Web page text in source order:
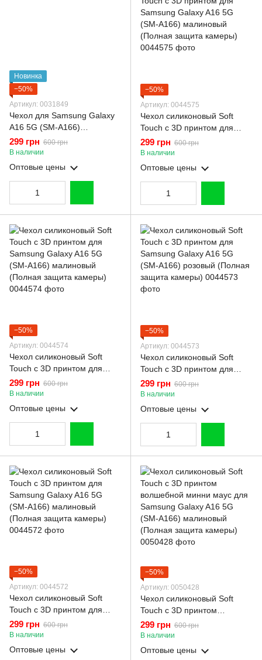
Новинка
−50%
Артикул: 0031849
Чехол для Samsung Galaxy
A16 5G (SM-A166)
силиконовый с
микрофиброй нескользящий
на самсунг а16 5г белый
299 грн 600 грн
В наличии
Оптовые цены
−50%
Артикул: 0044575
Чехол силиконовый Soft
Touch с 3D принтом для
Samsung Galaxy A16 5G
(SM-A166) малиновый
(Полная защита камеры)
299 грн 600 грн
В наличии
Оптовые цены
−50%
Артикул: 0044574
Чехол силиконовый Soft
Touch с 3D принтом для
Samsung Galaxy A16 5G
(SM-A166) малиновый
(Полная защита камеры)
299 грн 600 грн
В наличии
Оптовые цены
−50%
Артикул: 0044573
Чехол силиконовый Soft
Touch с 3D принтом для
Samsung Galaxy A16 5G
(SM-A166) розовый (Полная
защита камеры)
299 грн 600 грн
В наличии
Оптовые цены
−50%
Артикул: 0044572
Чехол силиконовый Soft
Touch с 3D принтом для
Samsung Galaxy A16 5G
(SM-A166) малиновый
(Полная защита камеры)
299 грн 600 грн
В наличии
Оптовые цены
−50%
Артикул: 0050428
Чехол силиконовый Soft
Touch с 3D принтом
волшебной минни маус для
Samsung Galaxy A16 5G
(SM-A166) малиновый
(Полная защита камеры)
299 грн 600 грн
В наличии
Оптовые цены